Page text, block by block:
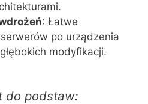
: Łatwe
po urządzenia
modyfikacji.
do podstaw: